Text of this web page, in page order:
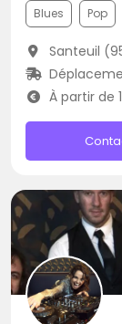
Blues Pop
Santeuil
À partir de